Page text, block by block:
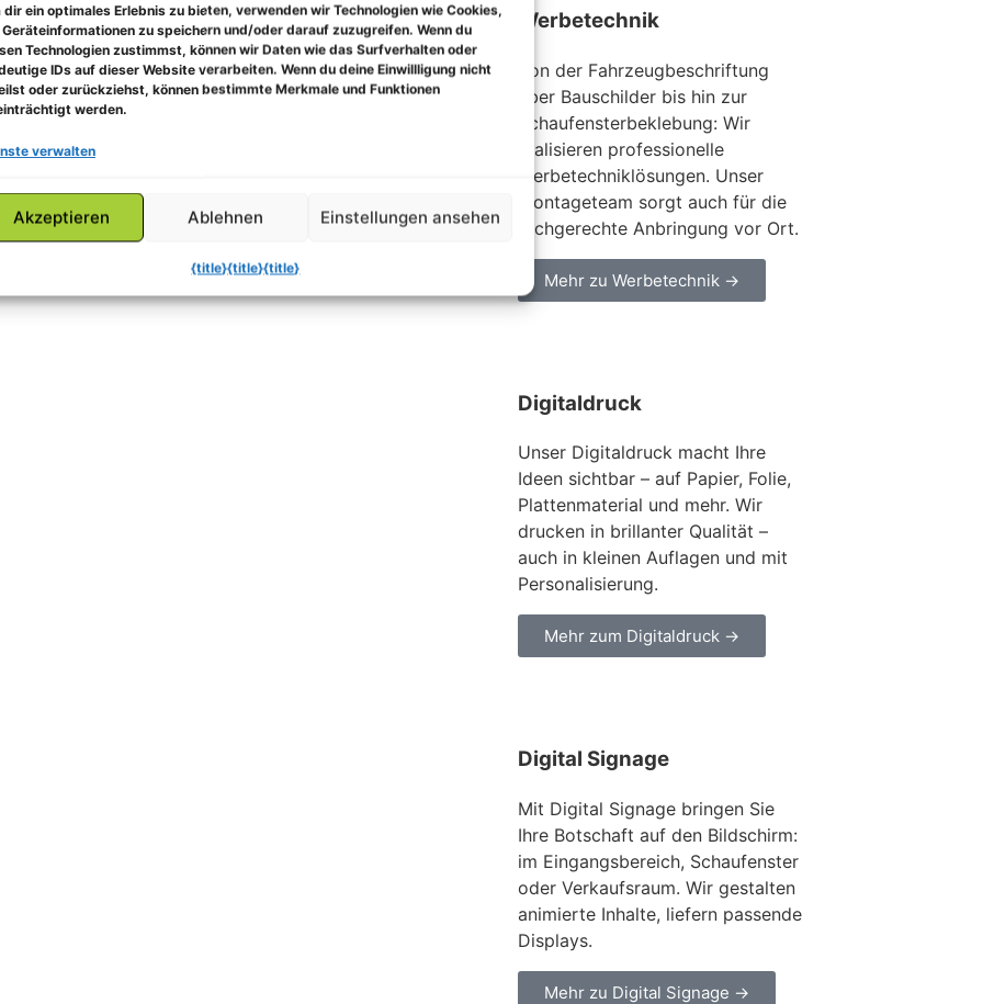
Werbetechnik
Von der Fahrzeugbeschriftung
über Bauschilder bis hin zur
Schaufensterbeklebung: Wir
realisieren professionelle
Werbetechniklösungen. Unser
Montageteam sorgt auch für die
fachgerechte Anbringung vor Ort.
Mehr zu Werbetechnik →
Digitaldruck
Unser Digitaldruck macht Ihre
Ideen sichtbar – auf Papier, Folie,
Plattenmaterial und mehr. Wir
drucken in brillanter Qualität –
auch in kleinen Auflagen und mit
Personalisierung.
Mehr zum Digitaldruck →
Digital Signage
Mit Digital Signage bringen Sie
Ihre Botschaft auf den Bildschirm:
im Eingangsbereich, Schaufenster
oder Verkaufsraum. Wir gestalten
animierte Inhalte, liefern passende
Displays.
Mehr zu Digital Signage →
dir ein optimales Erlebnis zu bieten, verwenden wir Technologien wie Cookies,
Geräteinformationen zu speichern und/oder darauf zuzugreifen. Wenn du
Technologien zustimmst, können wir Daten wie das Surfverhalten oder
IDs auf dieser Website verarbeiten. Wenn du deine Einwillligung nicht
oder zurückziehst, können bestimmte Merkmale und Funktionen
werden.
verwalten
Akzeptieren Ablehnen Einstellungen ansehen
{title}{title}{title}